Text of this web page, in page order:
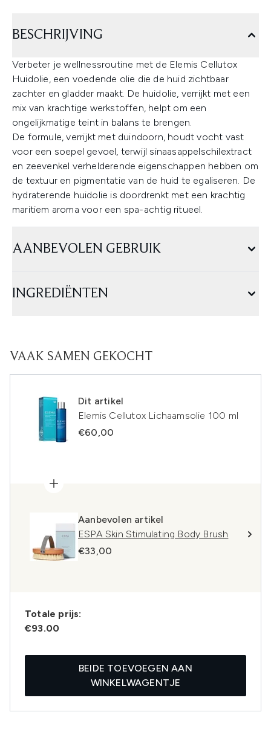
BESCHRIJVING
Verbeter je wellnessroutine met de Elemis Cellutox
Huidolie, een voedende olie die de huid zichtbaar
zachter en gladder maakt. De huidolie, verrijkt met een
mix van krachtige werkstoffen, helpt om een
ongelijkmatige teint in balans te brengen.
De formule, verrijkt met duindoorn, houdt vocht vast
voor een soepel gevoel, terwijl sinaasappelschilextract
en zeevenkel verhelderende eigenschappen hebben om
de textuur en pigmentatie van de huid te egaliseren. De
hydraterende huidolie is doordrenkt met een krachtig
maritiem aroma voor een spa-achtig ritueel.
AANBEVOLEN GEBRUIK
INGREDIËNTEN
VAAK SAMEN GEKOCHT
Dit artikel
Elemis Cellutox Lichaamsolie 100 ml
€60,00
Aanbevolen artikel
ESPA Skin Stimulating Body Brush
€33,00
Totale prijs:
€93.00
BEIDE TOEVOEGEN AAN
WINKELWAGENTJE